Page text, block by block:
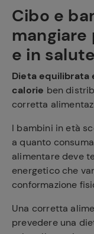
Cibo e
e in salute
Dieta equilibrata
calorie ben
corretta
I bambini in età
a quanto
alimentare deve
energetico che
conformazione
Una corretta
prevedere una